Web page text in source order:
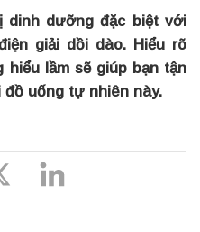
dinh dưỡng đặc biệt với
giải dồi dào. Hiểu rõ
lầm sẽ giúp bạn tận
uống tự nhiên này.
Share